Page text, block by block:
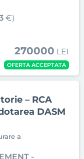
€)
270000 LEI
OFERTA ACCEPTATA
– RCA
DASM
a
-